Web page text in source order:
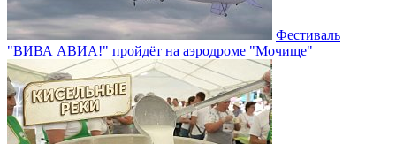
Фестиваль
"ВИВА АВИА!" пройдёт на аэродроме "Мочище"